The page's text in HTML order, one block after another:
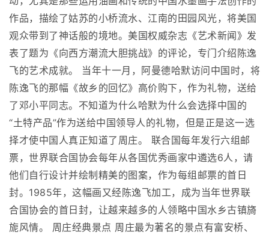
作品，描绘了姑苏的小桥流水、江南的田园风光，将美国
观众带到了神话般的境地。美国权威杂志《艺术新闻》发
表了题为《向西方潮流大胆挑战》的评论，专门介绍陈逸
飞的艺术成就。 当年十一月，阿曼德哈默访问中国时，将
陈逸飞的那幅《故乡的回忆》高价购下，作为礼物，送给
了邓小平同志。不知道为什么哈默为什么会选择中国的
“土特产品”作为送给中国领导人的礼物，但是正是这一选
择才使中国人真正知道了周庄。 联合国每年发行六组邮
票，世界联合国协会每年从各国优秀画家中遴选6人，请
他们自行设计并绘制精美的图案，作为每组邮票的首日
封。1985年，这幅画又经陈逸飞加工，成为当年世界联
合国协会的首日封，让越来越多的人领略中国水乡古镇旖
旎风情。 周庄经典景点 周庄最为著名的景点有富安桥、